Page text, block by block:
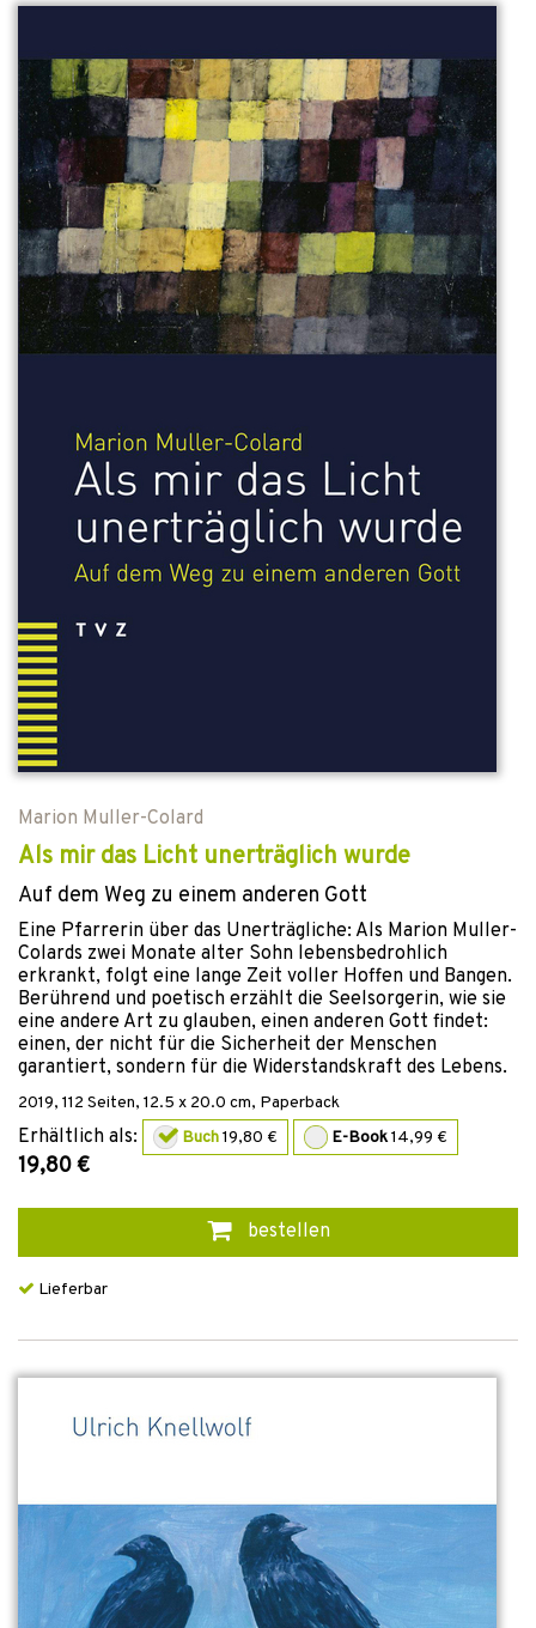
Marion Muller-Colard
Als mir das Licht unerträglich wurde
Auf dem Weg zu einem anderen Gott
Eine Pfarrerin über das Unerträgliche: Als Marion Muller-
Colards zwei Monate alter Sohn lebensbedrohlich
erkrankt, folgt eine lange Zeit voller Hoffen und Bangen.
Berührend und poetisch erzählt die Seelsorgerin, wie sie
eine andere Art zu glauben, einen anderen Gott findet:
einen, der nicht für die Sicherheit der Menschen
garantiert, sondern für die Widerstandskraft des Lebens.
2019, 112 Seiten, 12.5 x 20.0 cm, Paperback
Erhältlich als: Buch19,80 € E-Book14,99 €
19,80 €
bestellen
Lieferbar